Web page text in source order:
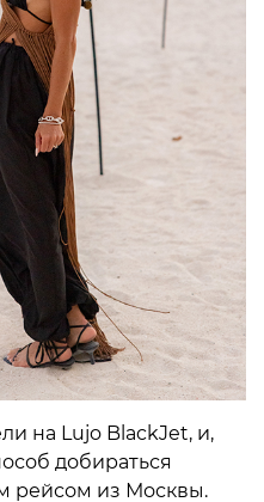
на Lujo BlackJet, и,
добираться
рейсом из Москвы.